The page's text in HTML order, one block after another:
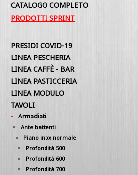
CATALOGO COMPLETO
PRODOTTI SPRINT
PRESIDI COVID-19
LINEA PESCHERIA
LINEA CAFFÈ - BAR
LINEA PASTICCERIA
LINEA MODULO
TAVOLI
Armadiati
Ante battenti
Piano inox normale
Profondità 500
Profondità 600
Profondità 700